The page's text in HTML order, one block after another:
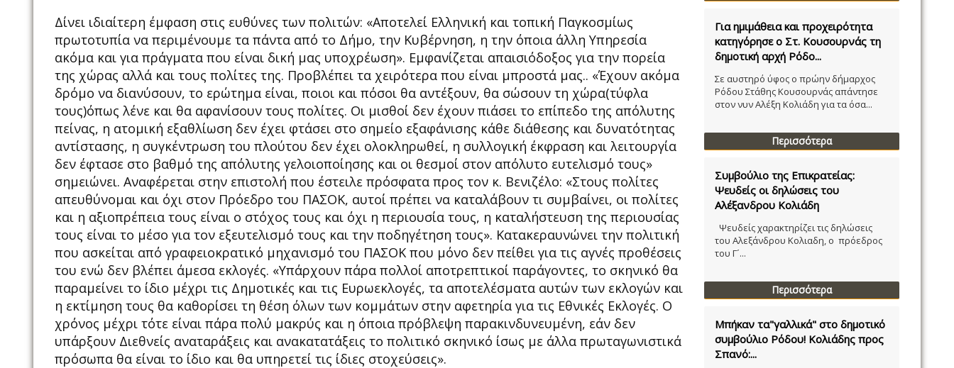
Δίνει ιδιαίτερη έμφαση στις ευθύνες των πολιτών: «Αποτελεί Ελληνική και τοπική Παγκοσμίως
πρωτοτυπία να περιμένουμε τα πάντα από το Δήμο, την Κυβέρνηση, η την όποια άλλη Υπηρεσία
ακόμα και για πράγματα που είναι δική μας υποχρέωση». Εμφανίζεται απαισιόδοξος για την πορεία
της χώρας αλλά και τους πολίτες της. Προβλέπει τα χειρότερα που είναι μπροστά μας.. «Έχουν ακόμα
δρόμο να διανύσουν, το ερώτημα είναι, ποιοι και πόσοι θα αντέξουν, θα σώσουν τη χώρα(τύφλα
τους)όπως λένε και θα αφανίσουν τους πολίτες. Οι μισθοί δεν έχουν πιάσει το επίπεδο της απόλυτης
πείνας, η ατομική εξαθλίωση δεν έχει φτάσει στο σημείο εξαφάνισης κάθε διάθεσης και δυνατότητας
αντίστασης, η συγκέντρωση του πλούτου δεν έχει ολοκληρωθεί, η συλλογική έκφραση και λειτουργία
δεν έφτασε στο βαθμό της απόλυτης γελοιοποίησης και οι θεσμοί στον απόλυτο ευτελισμό τους»
σημειώνει. Αναφέρεται στην επιστολή που έστειλε πρόσφατα προς τον κ. Βενιζέλο: «Στους πολίτες
απευθύνομαι και όχι στον Πρόεδρο του ΠΑΣΟΚ, αυτοί πρέπει να καταλάβουν τι συμβαίνει, οι πολίτες
και η αξιοπρέπεια τους είναι ο στόχος τους και όχι η περιουσία τους, η καταλήστευση της περιουσίας
τους είναι το μέσο για τον εξευτελισμό τους και την ποδηγέτηση τους». Κατακεραυνώνει την πολιτική
που ασκείται από γραφειοκρατικό μηχανισμό του ΠΑΣΟΚ που μόνο δεν πείθει για τις αγνές προθέσεις
του ενώ δεν βλέπει άμεσα εκλογές. «Υπάρχουν πάρα πολλοί αποτρεπτικοί παράγοντες, το σκηνικό θα
παραμείνει το ίδιο μέχρι τις Δημοτικές και τις Ευρωεκλογές, τα αποτελέσματα αυτών των εκλογών και
η εκτίμηση τους θα καθορίσει τη θέση όλων των κομμάτων στην αφετηρία για τις Εθνικές Εκλογές. Ο
χρόνος μέχρι τότε είναι πάρα πολύ μακρύς και η όποια πρόβλεψη παρακινδυνευμένη, εάν δεν
υπάρξουν Διεθνείς αναταράξεις και ανακατατάξεις το πολιτικό σκηνικό ίσως με άλλα πρωταγωνιστικά
πρόσωπα θα είναι το ίδιο και θα υπηρετεί τις ίδιες στοχεύσεις».
Για ημιμάθεια και προχειρότητα
κατηγόρησε ο Στ. Κουσουρνάς τη
δημοτική αρχή Ρόδο...
Σε αυστηρό ύφος ο πρώην δήμαρχος
Ρόδου Στάθης Κουσουρνάς απάντησε
στον νυν Αλέξη Κολιάδη για τα όσα...
Περισσότερα
Συμβούλιο της Επικρατείας:
Ψευδείς οι δηλώσεις του
Αλέξανδρου Κολιάδη
Ψευδείς χαρακτηρίζει τις δηλώσεις
του Αλεξάνδρου Κολιαδη, ο πρόεδρος
του Γ´...
Περισσότερα
Μπήκαν τα"γαλλικά" στο δημοτικό
συμβούλιο Ρόδου! Κολιάδης προς
Σπανό:...